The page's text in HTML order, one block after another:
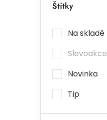
Štítky
Na skladě
Slevoakce
Novinka
Tip